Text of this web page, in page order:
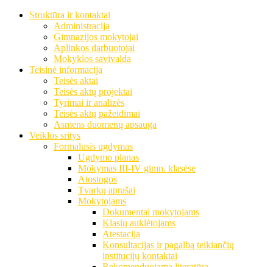
Struktūra ir kontaktai
Administracija
Gimnazijos mokytojai
Aplinkos darbuotojai
Mokyklos savivalda
Teisinė informacija
Teisės aktai
Teisės aktų projektai
Tyrimai ir analizės
Teisės aktų pažeidimai
Asmens duomenų apsauga
Veiklos sritys
Formalusis ugdymas
Ugdymo planas
Mokymas III-IV gimn. klasėse
Atostogos
Tvarkų aprašai
Mokytojams
Dokumentai mokytojams
Klasių auklėtojams
Atestacija
Konsultacijas ir pagalbą teikiančių
institucijų kontaktai